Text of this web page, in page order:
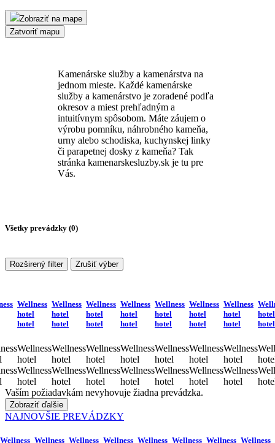
Zobraziť na mape
Zatvoriť mapu
Kamenárske služby a kamenárstva na
jednom mieste. Každé kamenárske
služby a kamenárstvo je zoradené podľa
okresov a miest prehľadným a
intuitívnym spôsobom. Máte záujem o
výrobu pomníku, náhrobného kameňa,
urny alebo schodiska, kuchynskej linky
či parapetnej dosky z kameňa? Tak
stránka kamenarskesluzby.sk je tu pre
Vás.
Všetky prevádzky (0)
Rozširený filter Zrušiť výber
Wellness
hotel
hotel
Wellness
hotel
Wellness
hotel
Wellness
hotel
hotel
Wellness
hotel
Wellness
hotel
Wellness
hotel
hotel
Wellness
hotel
Wellness
hotel
Wellness
hotel
hotel
Wellness
hotel
Wellness
hotel
Wellness
hotel
hotel
Wellness
hotel
Wellness
hotel
Wellness
hotel
hotel
Wellness
hotel
Wellness
hotel
Wellness
hotel
hotel
Wellness
hotel
Wellness
hotel
hotel
hotel
Vaším požiadavkám nevyhovuje žiadna prevádzka.
Zobraziť ďalšie
NAJNOVŠIE PREVÁDZKY
Wellness Wellness Wellness Wellness Wellness Wellness Wellness Wellness